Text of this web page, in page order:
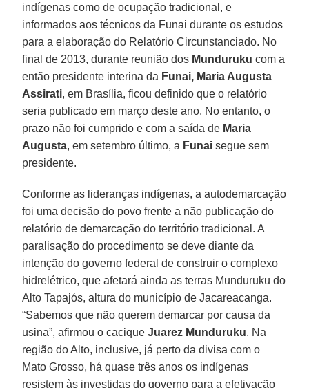
indígenas como de ocupação tradicional, e
informados aos técnicos da Funai durante os estudos
para a elaboração do Relatório Circunstanciado. No
final de 2013, durante reunião dos Munduruku com a
então presidente interina da Funai, Maria Augusta
Assirati, em Brasília, ficou definido que o relatório
seria publicado em março deste ano. No entanto, o
prazo não foi cumprido e com a saída de Maria
Augusta, em setembro último, a Funai segue sem
presidente.
Conforme as lideranças indígenas, a autodemarcação
foi uma decisão do povo frente a não publicação do
relatório de demarcação do território tradicional. A
paralisação do procedimento se deve diante da
intenção do governo federal de construir o complexo
hidrelétrico, que afetará ainda as terras Munduruku do
Alto Tapajós, altura do município de Jacareacanga.
“Sabemos que não querem demarcar por causa da
usina”, afirmou o cacique Juarez Munduruku. Na
região do Alto, inclusive, já perto da divisa com o
Mato Grosso, há quase três anos os indígenas
resistem às investidas do governo para a efetivação